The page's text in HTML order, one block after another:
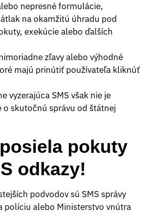
nepresné formulácie,
na okamžitú úhradu pod
exekúcie alebo ďalších
zľavy alebo výhodné
majú prinútiť používateľa kliknúť
vyzerajúca SMS však nie je
o skutočnú správu od štátnej
pokuty
odkazy!
podvodov sú SMS správy
políciu alebo Ministerstvo vnútra